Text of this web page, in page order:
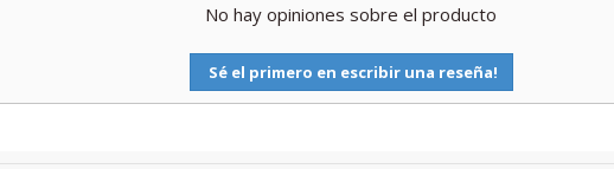
No hay opiniones sobre el producto
Sé el primero en escribir una reseña!